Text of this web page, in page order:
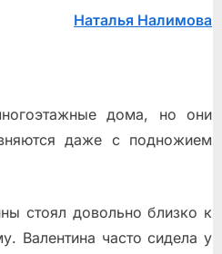
Наталья Налимова
дома, но они
даже с подножием
стоял довольно близко к
Валентина часто сидела у